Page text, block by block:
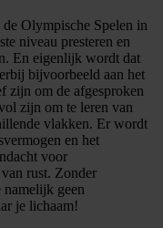
Olympische Spelen in
niveau presteren en
En eigenlijk wordt dat
bijvoorbeeld aan het
zijn om de afgesproken
zijn om te leren van
vlakken. Er wordt
en het
voor
rust. Zonder
namelijk geen
je lichaam!